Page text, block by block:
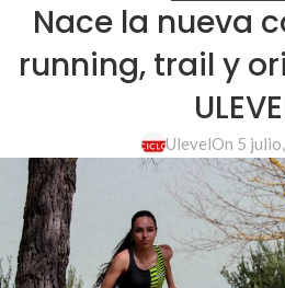
Nace la nueva
running, trail y
UlevelOn 5